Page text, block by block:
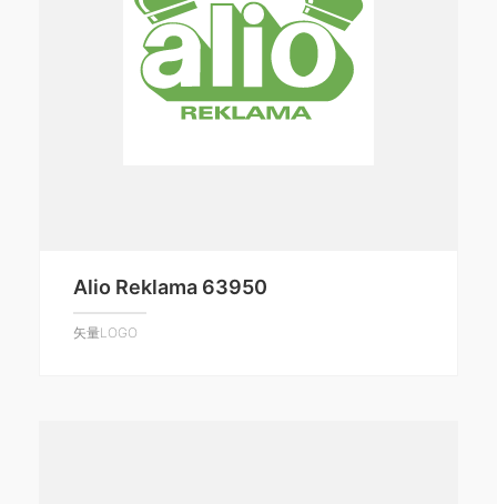
Alio Reklama 63950
矢量LOGO